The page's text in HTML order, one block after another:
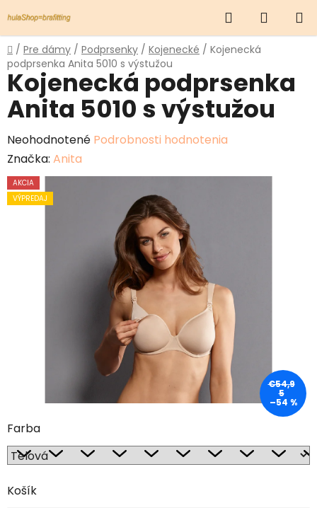
na
obsah
Hľadať
KOŠÍK
Domov
/ Pre dámy / Podprsenky / Kojenecké / Kojenecká
podprsenka Anita 5010 s výstužou
Farba
Košík
Kojenecká podprsenka
Anita 5010 s výstužou
Priemerné
hodnotenie
produktu
je
Neohodnotené Podrobnosti hodnotenia
Značka: Anita
AKCIA
VÝPREDAJ
€54,9
5
–54 %